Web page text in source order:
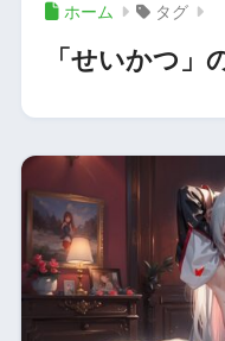
ホーム タグ
「せいかつ」